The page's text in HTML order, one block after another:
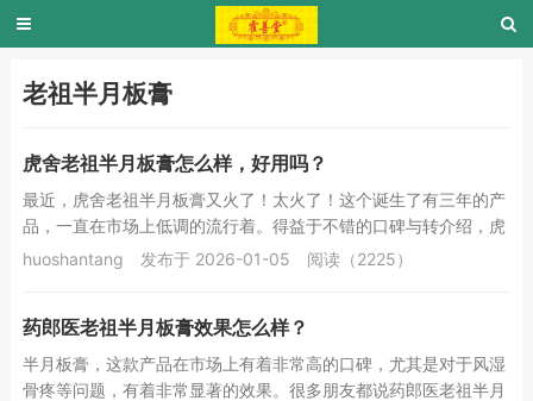
老祖半月板膏
虎舍老祖半月板膏怎么样，好用吗？
最近，虎舍老祖半月板膏又火了！太火了！这个诞生了有三年的产
品，一直在市场上低调的流行着。得益于不错的口碑与转介绍，虎
舍老祖半月板膏越来越受到朋友们的喜欢。虎舍老...
huoshantang 发布于 2026-01-05 阅读（2225）
药郎医老祖半月板膏效果怎么样？
半月板膏，这款产品在市场上有着非常高的口碑，尤其是对于风湿
骨疼等问题，有着非常显著的效果。很多朋友都说药郎医老祖半月